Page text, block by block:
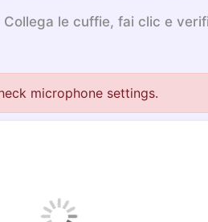
Collega le cuffie, fai clic e
microphone settings.